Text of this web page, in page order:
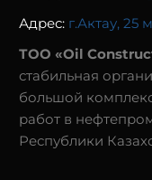
Адрес: г.Актау, 25
ТОО «Oil
стабильная
большой
работ в
Республики